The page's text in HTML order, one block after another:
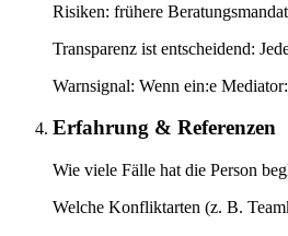
Risiken: frühere
Transparenz ist entscheidend:
Warnsignal: Wenn ein:e
Erfahrung & Referenzen
Wie viele Fälle hat die Person
Welche Konfliktarten (z. B.